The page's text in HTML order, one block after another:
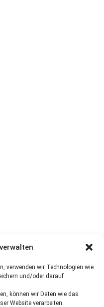
verwenden wir Technologien wie
und/oder darauf
können wir Daten wie das
Website verarbeiten.